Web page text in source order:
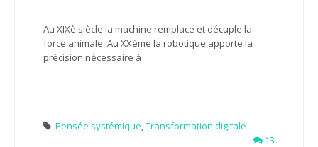
Au XIXè siècle la machine remplace et décuple la
force animale. Au XXème la robotique apporte la
précision nécessaire à
Pensée systémique Transformation digitale
13